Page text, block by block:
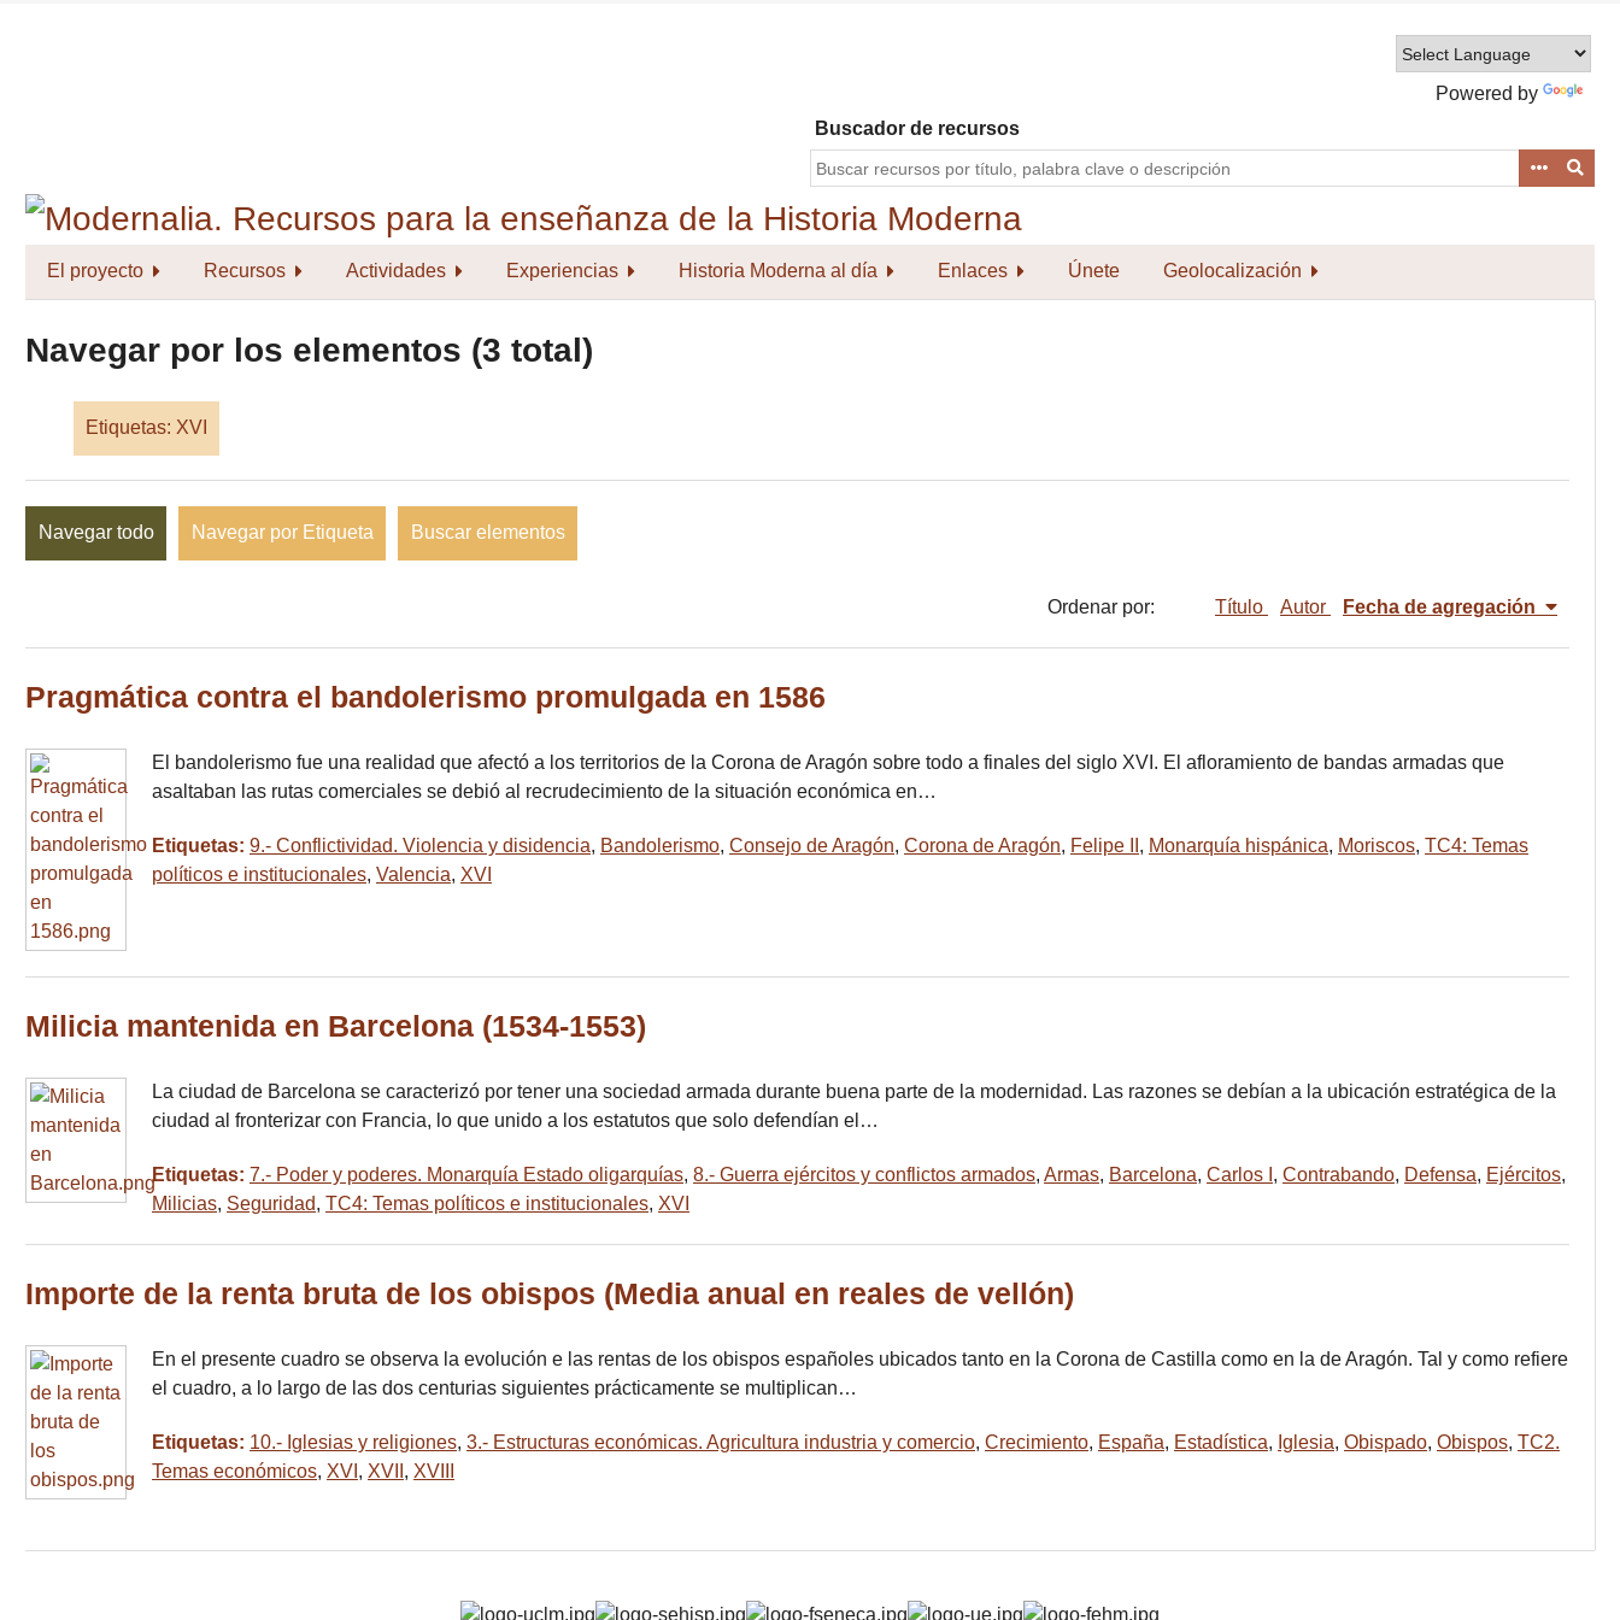
Powered by
Buscador de recursos
El proyecto Recursos Actividades Experiencias Historia Moderna al día Enlaces Únete Geolocalización
Navegar por los elementos (3 total)
Etiquetas: XVI
Navegar todo Navegar por Etiqueta Buscar elementos
Ordenar por: Título Autor Fecha de agregación
Pragmática contra el bandolerismo promulgada en 1586
El bandolerismo fue una realidad que afectó a los territorios de la Corona de Aragón sobre todo a finales del siglo XVI. El afloramiento de bandas armadas que
asaltaban las rutas comerciales se debió al recrudecimiento de la situación económica en…
Etiquetas: 9.- Conflictividad. Violencia y disidencia, Bandolerismo, Consejo de Aragón, Corona de Aragón, Felipe II , Monarquía hispánica, Moriscos, TC4: Temas
políticos e institucionales, Valencia, XVI
Milicia mantenida en Barcelona (1534-1553)
La ciudad de Barcelona se caracterizó por tener una sociedad armada durante buena parte de la modernidad. Las razones se debían a la ubicación estratégica de la
ciudad al fronterizar con Francia, lo que unido a los estatutos que solo defendían el…
Etiquetas: 7.- Poder y poderes. Monarquía Estado oligarquías, 8.- Guerra ejércitos y conflictos armados, Armas, Barcelona, Carlos I , Contrabando, Defensa, Ejércitos,
Milicias, Seguridad, TC4: Temas políticos e institucionales, XVI
Importe de la renta bruta de los obispos (Media anual en reales de vellón)
En el presente cuadro se observa la evolución e las rentas de los obispos españoles ubicados tanto en la Corona de Castilla como en la de Aragón. Tal y como refiere
el cuadro, a lo largo de las dos centurias siguientes prácticamente se multiplican…
Etiquetas: 10.- Iglesias y religiones, 3.- Estructuras económicas. Agricultura industria y comercio, Crecimiento, España, Estadística, Iglesia, Obispado, Obispos, TC2.
Temas económicos, XVI , XVII , XVIII